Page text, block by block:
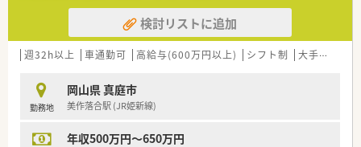
検討リストに追加
週32h以上 車通勤可 高給与(600万円以上) シフト制 大手チェーン以外
勤務地
岡山県 真庭市
美作落合駅 (JR姫新線)
年収500万円～650万円